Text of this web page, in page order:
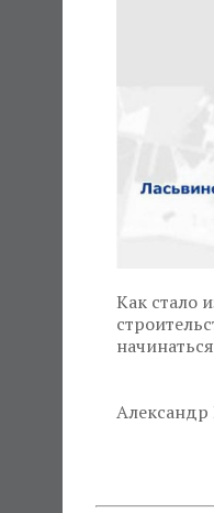
Как стало
Александр